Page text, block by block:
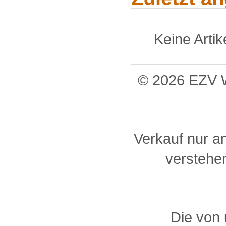
Keine
© 2026 EZV
Verkauf nur
Die von